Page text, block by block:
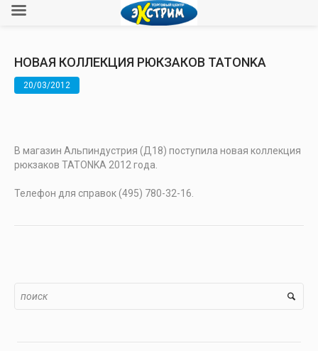
НОВАЯ КОЛЛЕКЦИЯ РЮКЗАКОВ TATONKA
20/03/2012
В магазин Альпиндустрия (Д18) поступила новая коллекция
рюкзаков TATONKA 2012 года.
Телефон для справок (495) 780-32-16.